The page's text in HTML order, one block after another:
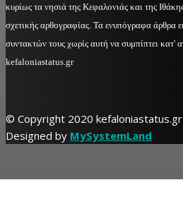
κυρίως τα νησιά της Κεφαλονιάς και της
σχετικής αρθογραφίας. Τα ενυπόγραφα άρθρα
συντακτών τους χωρίς αυτή να συμπίπτει κατ'
kefaloniastatus.gr
© Copyright 2020
Designed by MySystemLand